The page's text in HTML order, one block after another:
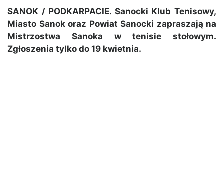
SANOK / PODKARPACIE. Sanocki Klub Tenisowy,
Miasto Sanok oraz Powiat Sanocki zapraszają na
Mistrzostwa Sanoka w tenisie stołowym.
Zgłoszenia tylko do 19 kwietnia.